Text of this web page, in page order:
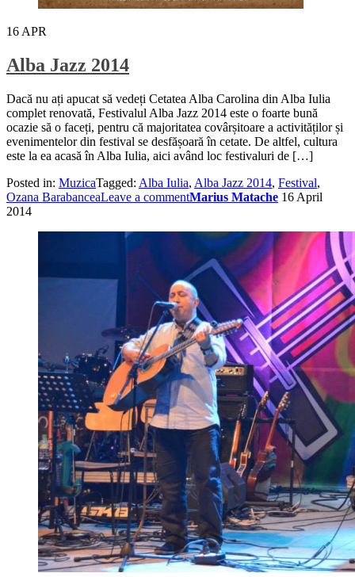
16 APR
Alba Jazz 2014
Dacă nu ați apucat să vedeți Cetatea Alba Carolina din Alba Iulia
complet renovată, Festivalul Alba Jazz 2014 este o foarte bună
ocazie să o faceți, pentru că majoritatea covârșitoare a activităților și
evenimentelor din festival se desfășoară în cetate. De altfel, cultura
este la ea acasă în Alba Iulia, aici având loc festivaluri de […]
Posted in: MuzicaTagged: Alba Iulia, Alba Jazz 2014, Festival,
Ozana BarabanceaLeave a commentMarius Matache 16 April
2014